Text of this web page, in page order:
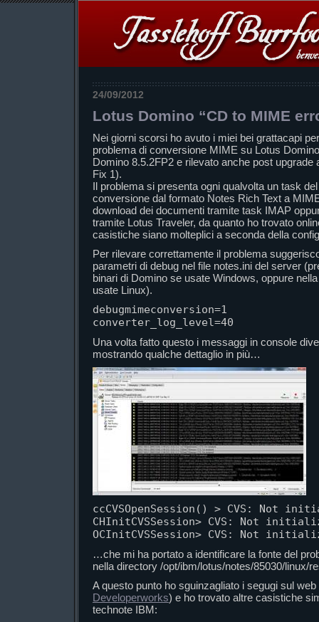
24/09/2012
Lotus Domino “CD to MIME
Nei giorni scorsi ho avuto i miei bei grattacapi
problema di conversione MIME su Lotus
Domino 8.5.2FP2 e rilevato anche post upgrade
Fix 1).
Il problema si presenta ogni qualvolta un task
conversione dal formato Notes Rich Text a
download dei documenti tramite task IMAP
tramite Lotus Traveler, da quanto ho trovato
casistiche siano molteplici a seconda della
Per rilevare correttamente il problema
parametri di debug nel file notes.ini del server
binari di Domino se usate Windows, oppure
usate Linux).
debugmimeconversion=1
converter_log_level=40
Una volta fatto questo i messaggi in console
mostrando qualche dettaglio in più…
ccCVSOpenSession() > CVS: Not
CHInitCVSSession> CVS: Not
OCInitCVSSession> CVS: Not
…che mi ha portato a identificare la fonte del
nella directory /opt/ibm/lotus/notes/85030/linux/
A questo punto ho sguinzagliato i segugi sul
Developerworks) e ho trovato altre casistiche
technote IBM: